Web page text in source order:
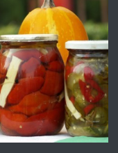
наем
преди 4 дни
под наем в кв.
Хасково-близо до